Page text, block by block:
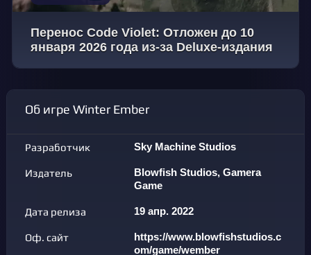
Перенос Code Violet: Отложен до 10
января 2026 года из-за Deluxe-издания
Об игре Winter Ember
Разработчик Sky Machine Studios
Издатель
Blowfish Studios, Gamera
Game
Дата релиза 19 апр. 2022
Оф. сайт
https://www.blowfishstudios.c
om/game/wember